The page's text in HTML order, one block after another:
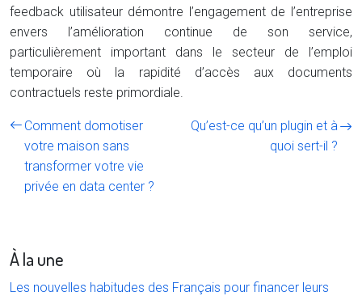
feedback utilisateur démontre l’engagement de l’entreprise
envers l’amélioration continue de son service,
particulièrement important dans le secteur de l’emploi
temporaire où la rapidité d’accès aux documents
contractuels reste primordiale.
Comment domotiser
votre maison sans
transformer votre vie
privée en data center ?
Qu’est-ce qu’un plugin et à
quoi sert-il ?
À la une
Les nouvelles habitudes des Français pour financer leurs